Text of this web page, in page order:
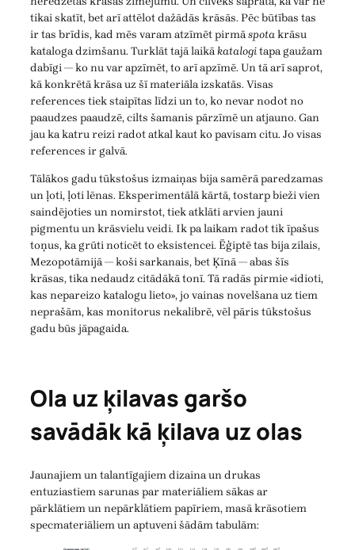
tikai skatīt, bet arī attēlot dažādās krāsās. Pēc būtības tas
ir tas brīdis, kad mēs varam atzīmēt pirmāspotakrāsu
kataloga dzimšanu. Turklāt tajā laikākatalogitapa gaužam
dabīgi — ko nu var apzīmēt, to arī apzīmē. Un tā arī saprot,
kā konkrētā krāsa uz šī materiāla izskatās. Visas
references tiek staipītas līdzi un to, ko nevar nodot no
paaudzes paaudzē, cilts šamanis pārzīmē un atjauno. Gan
jau ka katru reizi radot atkal kaut ko pavisam citu. Jo visas
references ir galvā.
Tālākos gadu tūkstošus izmaiņas bija samērā paredzamas
un ļoti, ļoti lēnas. Eksperimentālā kārtā, tostarp bieži vien
saindējoties un nomirstot, tiek atklāti arvien jauni
pigmentu un krāsvielu veidi. Ik pa laikam radot tik īpašus
toņus, ka grūti noticēt to eksistencei. Ēģiptē tas bija zilais,
Mezopotāmijā — koši sarkanais, bet Ķīnā — abas šīs
krāsas, tika nedaudz citādākā tonī. Tā radās pirmie «idioti,
kas nepareizo katalogu lieto», jo vainas novelšana uz tiem
neprašām, kas monitorus nekalibrē, vēl pāris tūkstošus
gadu būs jāpagaida.
Ola uz ķilavas garšo
savādāk kā ķilava uz olas
Jaunajiem un talantīgajiem dizaina un drukas
entuziastiem sarunas par materiāliem sākas ar
pārklātiem un nepārklātiem papīriem, masā krāsotiem
specmateriāliem un aptuveni šādām tabulām: